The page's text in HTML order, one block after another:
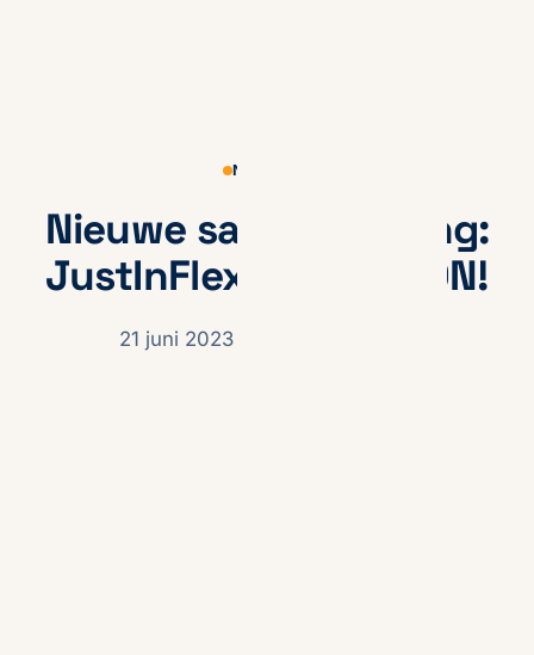
NIEUWS
Nieuwe samenwerking:
JustInFlex en FRISCON!
21 juni 2023· Zhenja Gnezdilov